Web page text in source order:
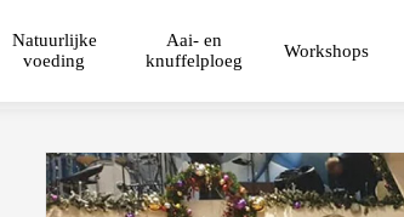
Natuurlijke
voeding
Aai- en
knuffelploeg
Workshops